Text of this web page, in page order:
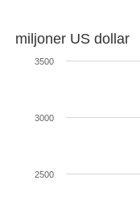
miljoner US dollar
2500
3000
3500